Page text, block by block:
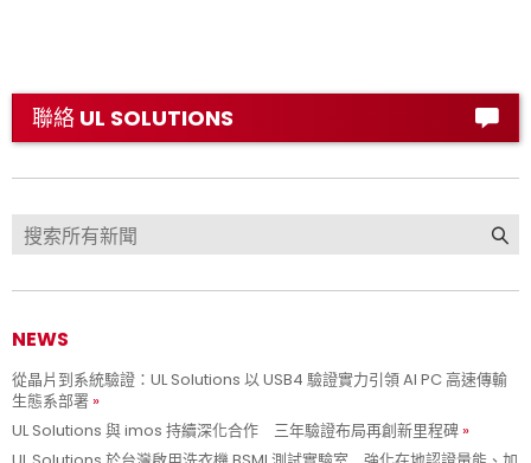
聯絡 UL SOLUTIONS
NEWS
從晶片到系統驗證：UL Solutions 以 USB4 驗證實力引領 AI PC 高速傳輸
生態系部署
UL Solutions 與 imos 持續深化合作 三年驗證布局再創新里程碑